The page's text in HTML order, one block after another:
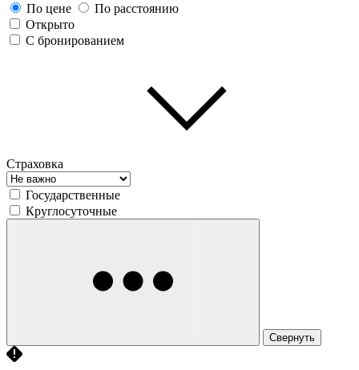
По цене
По расстоянию
Открыто
С бронированием
Страховка
Государственные
Круглосуточные
Свернуть